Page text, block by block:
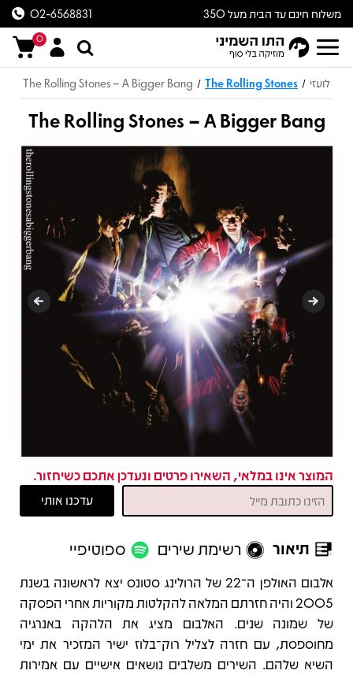
משלוח חינם עד הבית מעל 350
ש״ח
02-6568831
0
לועזי /
The Rolling Stones
/
The Rolling Stones – A Bigger Bang
The Rolling Stones – A Bigger Bang
המוצר אינו במלאי, השאירו פרטים ונעדכן אתכם כשיחזור.
תיאור רשימת שירים ספוטיפיי
תיאור
אלבום האולפן ה־22 של הרולינג סטונס יצא לראשונה בשנת
2005 והיה חזרתם המלאה להקלטות מקוריות אחרי הפסקה
של שמונה שנים. האלבום מציג את הלהקה באנרגיה
מחוספסת, עם חזרה לצליל רוק־בלוז ישיר המזכיר את ימי
השיא שלהם. השירים משלבים נושאים אישיים עם אמירות